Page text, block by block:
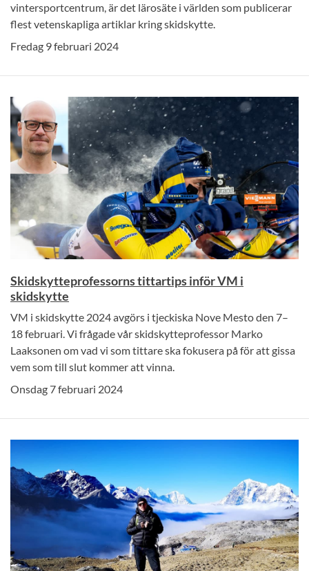
vintersportcentrum, är det lärosäte i världen som publicerar
flest vetenskapliga artiklar kring skidskytte.
Fredag 9 februari 2024
Skidskytteprofessorns tittartips inför VM i
skidskytte
VM i skidskytte 2024 avgörs i tjeckiska Nove Mesto den 7–
18 februari. Vi frågade vår skidskytteprofessor Marko
Laaksonen om vad vi som tittare ska fokusera på för att gissa
vem som till slut kommer att vinna.
Onsdag 7 februari 2024